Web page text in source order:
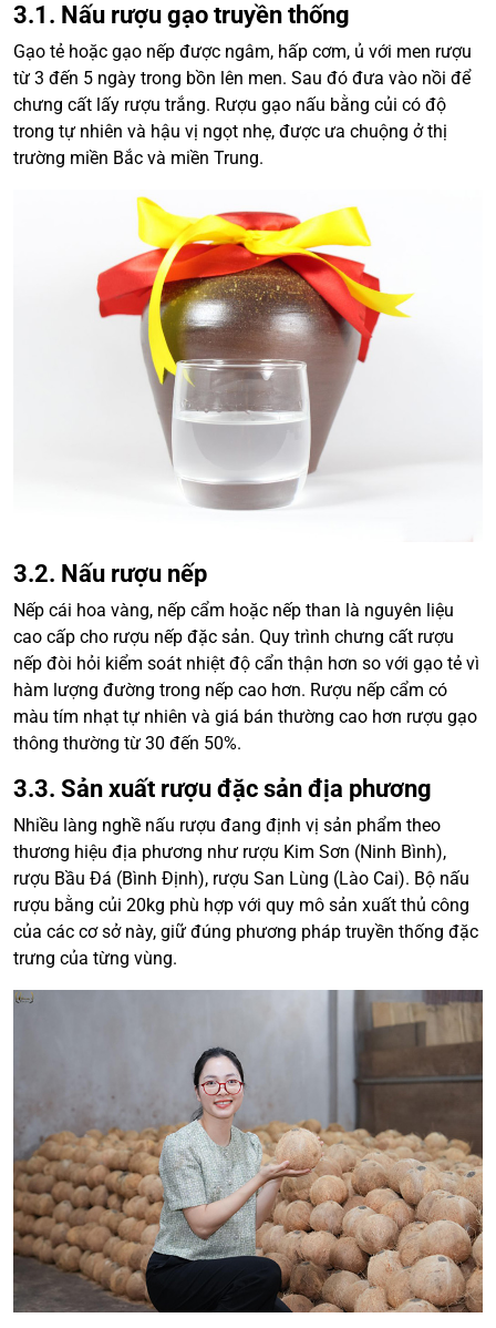
3.1. Nấu rượu gạo truyền thống
Gạo tẻ hoặc gạo nếp được ngâm, hấp cơm, ủ với men rượu
từ 3 đến 5 ngày trong bồn lên men. Sau đó đưa vào nồi để
chưng cất lấy rượu trắng. Rượu gạo nấu bằng củi có độ
trong tự nhiên và hậu vị ngọt nhẹ, được ưa chuộng ở thị
trường miền Bắc và miền Trung.
3.2. Nấu rượu nếp
Nếp cái hoa vàng, nếp cẩm hoặc nếp than là nguyên liệu
cao cấp cho rượu nếp đặc sản. Quy trình chưng cất rượu
nếp đòi hỏi kiểm soát nhiệt độ cẩn thận hơn so với gạo tẻ vì
hàm lượng đường trong nếp cao hơn. Rượu nếp cẩm có
màu tím nhạt tự nhiên và giá bán thường cao hơn rượu gạo
thông thường từ 30 đến 50%.
3.3. Sản xuất rượu đặc sản địa phương
Nhiều làng nghề nấu rượu đang định vị sản phẩm theo
thương hiệu địa phương như rượu Kim Sơn (Ninh Bình),
rượu Bầu Đá (Bình Định), rượu San Lùng (Lào Cai). Bộ nấu
rượu bằng củi 20kg phù hợp với quy mô sản xuất thủ công
của các cơ sở này, giữ đúng phương pháp truyền thống đặc
trưng của từng vùng.